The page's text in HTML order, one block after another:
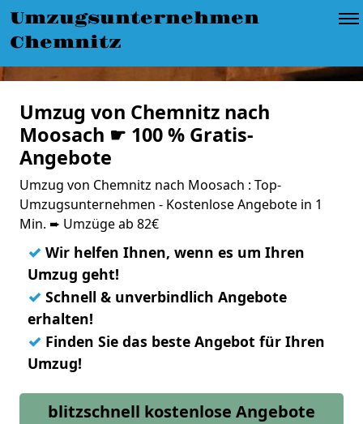
Umzugsunternehmen
Chemnitz
Umzug von Chemnitz nach
Moosach ☛ 100 % Gratis-
Angebote
Umzug von Chemnitz nach Moosach : Top-
Umzugsunternehmen - Kostenlose Angebote in 1
Min. ➨ Umzüge ab 82€
✓ Wir helfen Ihnen, wenn es um Ihren
Umzug geht!
✓ Schnell & unverbindlich Angebote
erhalten!
✓ Finden Sie das beste Angebot für Ihren
Umzug!
blitzschnell kostenlose Angebote